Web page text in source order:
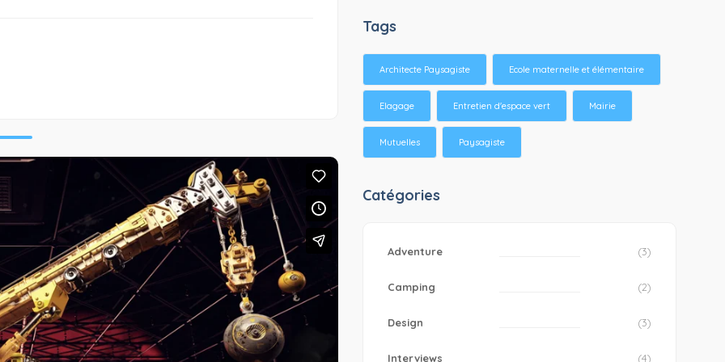
Tags
Architecte Paysagiste Ecole maternelle et élémentaire
Elagage Entretien d'espace vert Mairie
Mutuelles Paysagiste
Catégories
Adventure (3)
Camping (2)
Design (3)
Interviews (4)